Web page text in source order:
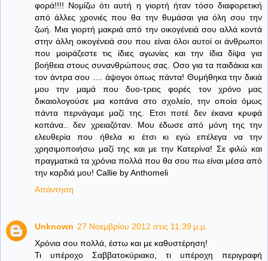
φορά!!!! Νομίζω ότι αυτή η γιορτή ήταν τόσο διαφορετική
από άλλες χρονιές που θα την θυμάσαι για όλη σου την
ζωή. Μια γιορτή μακριά από την οικογένειά σου αλλά κοντά
στην άλλη οικογένειά σου που είναι όλοι αυτοί οι άνθρωποι
που μοιράζεστε τις ίδιες αγωνίες και την ίδια δίψα για
βοήθεια στους συνανθρώπους σας. Οσο για τα παιδάκια και
τον άντρα σου .... άψογοι όπως πάντα! Θυμήθηκα την δικιά
μου την μαμά που δυο-τρεις φορές τον χρόνο μας
δικαιολογούσε μια κοπάνα στο σχολείο, την οποία όμως
πάντα περνάγαμε μαζί της. Ετσι ποτέ δεν έκανα κρυφά
κοπάνα.. δεν χρειαζόταν. Μου έδωσε από μόνη της την
ελευθερία που ήθελα κι έτσι κι εγώ επέλεγα να την
χρησιμοποιήσω μαζί της και με την Κατερίνα! Σε φιλώ και
πραγματικά τα χρόνια πολλά που θα σου πω είναι μέσα από
την καρδιά μου! Callie by Anthomeli
Απάντηση
Unknown 27 Νοεμβρίου 2012 στις 11:39 μ.μ.
Χρόνια σου πολλά, έστω και με καθυστέρηση!
Τι υπέροχο Σαββατοκύριακο, τι υπέροχη περιγραφή